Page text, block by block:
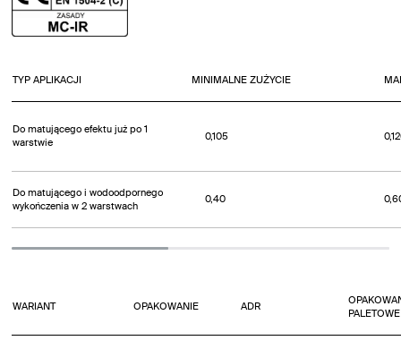
TYP APLIKACJI MINIMALNE ZUŻYCIE
Do matującego efektu już po 1
warstwie
0,105
Do matującego i wodoodpornego
wykończenia w 2 warstwach
0,40
WARIANT OPAKOWANIE ADR
PALETOWE